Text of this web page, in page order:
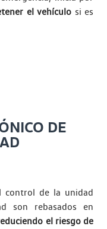
el vehículo si es
DE
control de la unidad
son rebasados en
el riesgo de